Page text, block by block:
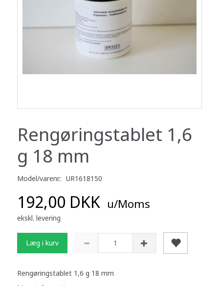
Rengøringstablet 1,6
g 18 mm
Model/varenr.: UR1618150
192,00 DKK u/Moms
ekskl. levering
Læg i kurv
Rengøringstablet 1,6 g 18 mm